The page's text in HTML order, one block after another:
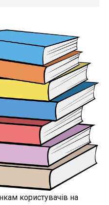
користувачів на